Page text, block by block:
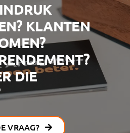
KLANTEN
DIE
VRAAG?